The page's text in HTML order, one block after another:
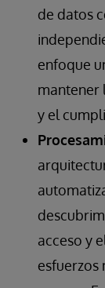
de datos
enfoque
mantener
y el
acceso y
esfuerzos